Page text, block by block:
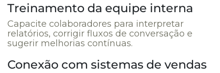
Treinamento da equipe interna
Capacite colaboradores para interpretar
relatórios, corrigir fluxos de conversação e
sugerir melhorias contínuas.
Conexão com sistemas de vendas